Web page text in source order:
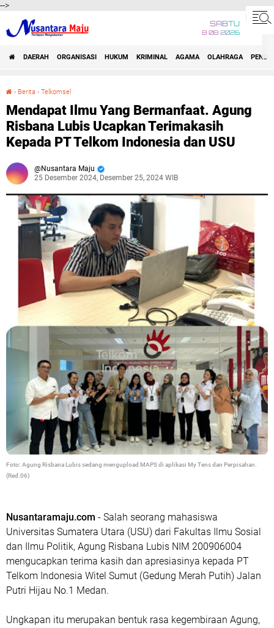
-->
SABTU
8 08 2026
DAERAH ORGANISASI HUKUM KRIMINAL AGAMA OLAHRAGA
› Berita › Telkomsel
Mendapat Ilmu Yang Bermanfaat. Agung
Risbana Lubis Ucapkan Terimakasih
Kepada PT Telkom Indonesia dan USU
Nusantara Maju
25 Desember 2024, Desember 25, 2024 WIB
Foto: Agung Risbana Lubis sedang mengupload MAPS di aplikasi My Tens dan Perpisahan.
(Red.06)
Nusantaramaju.com - Salah seorang mahasiswa
Universitas Sumatera Utara (USU) dari Fakultas Ilmu Sosial
dan Ilmu Politik, Agung Risbana Lubis NIM 200906004
mengucapkan terima kasih dan apresiasinya kepada PT
Telkom Indonesia Witel Sumut (Gedung Merah Putih) Jalan
Putri Hijau No.1 Medan.
Ungkapan itu merupakan bentuk rasa kegembiraan Agung,